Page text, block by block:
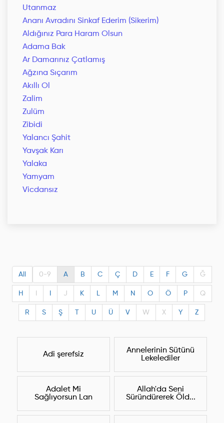
Utanmaz
Ananı Avradını Sinkaf Ederim (Sikerim)
Aldığınız Para Haram Olsun
Adama Bak
Ar Damarınız Çatlamış
Ağzına Sıçarım
Akıllı Ol
Zalim
Zulüm
Zibidi
Yalancı Şahit
Yavşak Karı
Yalaka
Yamyam
Vicdansız
All 0-9 A B C Ç D E F G Ğ
H J K L M N O Ö P Q
R S Ş U Ü V W X Y Z
Adi şerefsiz
Annelerinin Sütünü
Lekelediler
Adalet Mi
Sağlıyorsun Lan
Allah'da Seni
Süründürerek Öld...